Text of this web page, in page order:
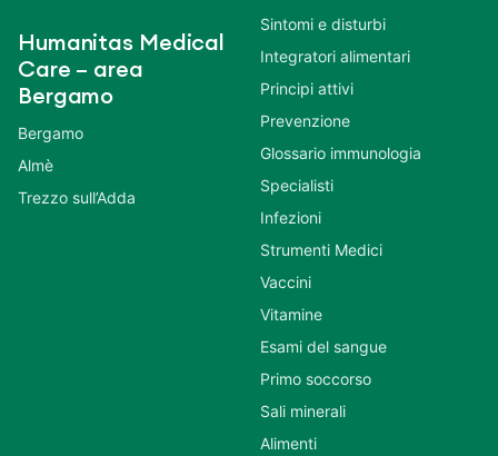
Humanitas Medical
Care – area
Bergamo
Bergamo
Almè
Trezzo sull’Adda
Sintomi e disturbi
Integratori alimentari
Principi attivi
Prevenzione
Glossario immunologia
Specialisti
Infezioni
Strumenti Medici
Vaccini
Vitamine
Esami del sangue
Primo soccorso
Sali minerali
Alimenti